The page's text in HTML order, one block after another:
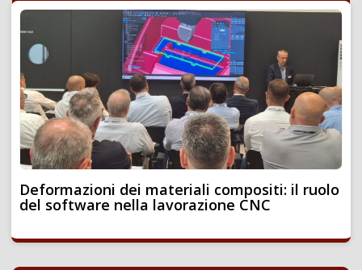
Deformazioni dei materiali compositi: il ruolo
del software nella lavorazione CNC